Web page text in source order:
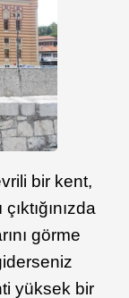
bir kent,
görme
yüksek bir